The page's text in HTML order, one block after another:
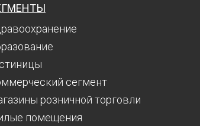
сегмент
розничной торговли
помещения